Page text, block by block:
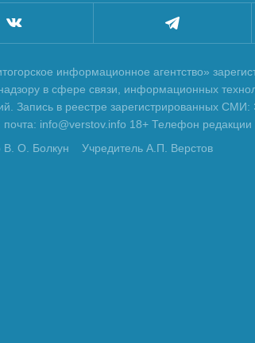
информационное агентство»
в сфере связи, информационных
Запись в реестре зарегистрированных
почта: info@verstov.info 18+ Телефон
В. О. Болкун
Учредитель А.П. Верстов